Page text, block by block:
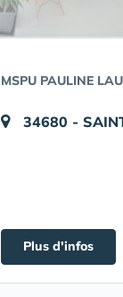
MSPU PAULINE
34680 -
Plus d'infos